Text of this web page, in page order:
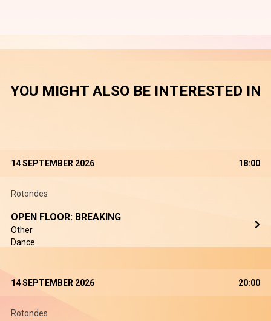
YOU MIGHT ALSO BE INTERESTED IN
14 SEPTEMBER 2026 18:00
Rotondes
OPEN FLOOR: BREAKING
Other
Dance
14 SEPTEMBER 2026 20:00
Rotondes